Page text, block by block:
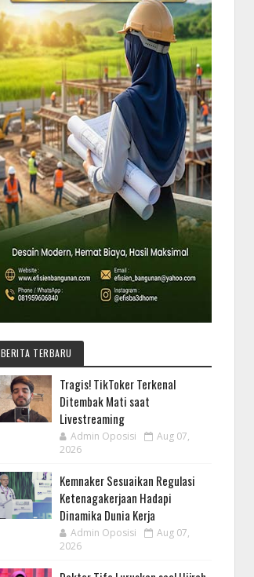
BERITA TERBARU
Tragis! TikToker Terkenal
Ditembak Mati saat
Livestreaming
Admin Oposisi
Aug 07,
2026
Kemnaker Sesuaikan Regulasi
Ketenagakerjaan Hadapi
Dinamika Dunia Kerja
Admin Oposisi
Aug 07,
2026